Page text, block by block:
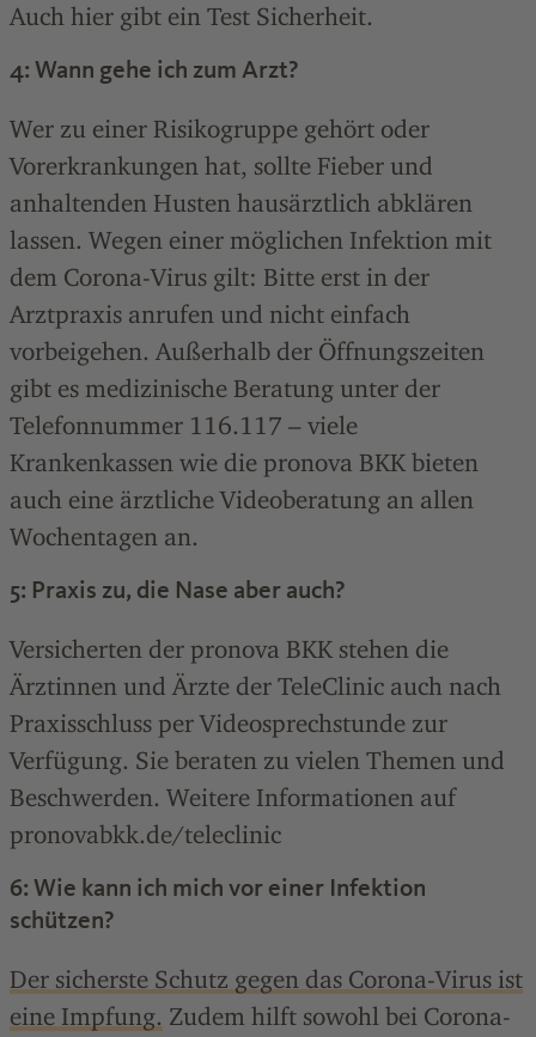
Auch hier gibt ein Test Sicherheit.
4: Wann gehe ich zum Arzt?
Wer zu einer Risikogruppe gehört oder
Vorerkrankungen hat, sollte Fieber und
anhaltenden Husten hausärztlich abklären
lassen. Wegen einer möglichen Infektion mit
dem Corona-Virus gilt: Bitte erst in der
Arztpraxis anrufen und nicht einfach
vorbeigehen. Außerhalb der Öffnungszeiten
gibt es medizinische Beratung unter der
Telefonnummer 116.117 – viele
Krankenkassen wie die pronova BKK bieten
auch eine ärztliche Videoberatung an allen
Wochentagen an.
5: Praxis zu, die Nase aber auch?
Versicherten der pronova BKK stehen die
Ärztinnen und Ärzte der TeleClinic auch nach
Praxisschluss per Videosprechstunde zur
Verfügung. Sie beraten zu vielen Themen und
Beschwerden. Weitere Informationen auf
pronovabkk.de/teleclinic
6: Wie kann ich mich vor einer Infektion
schützen?
Der sicherste Schutz gegen das Corona-Virus ist
eine Impfung. Zudem hilft sowohl bei Corona-